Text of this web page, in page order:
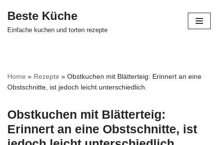
Zum
Beste Küche
Einfache kuchen und torten rezepte
Home » Rezepte » Obstkuchen mit Blätterteig: Erinnert an eine
Obstschnitte, ist jedoch leicht unterschiedlich.
Obstkuchen mit Blätterteig:
Erinnert an eine Obstschnitte, ist